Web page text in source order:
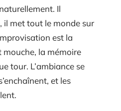
Il
il met tout le monde sur
est la
la mémoire
tour. L’ambiance se
et les